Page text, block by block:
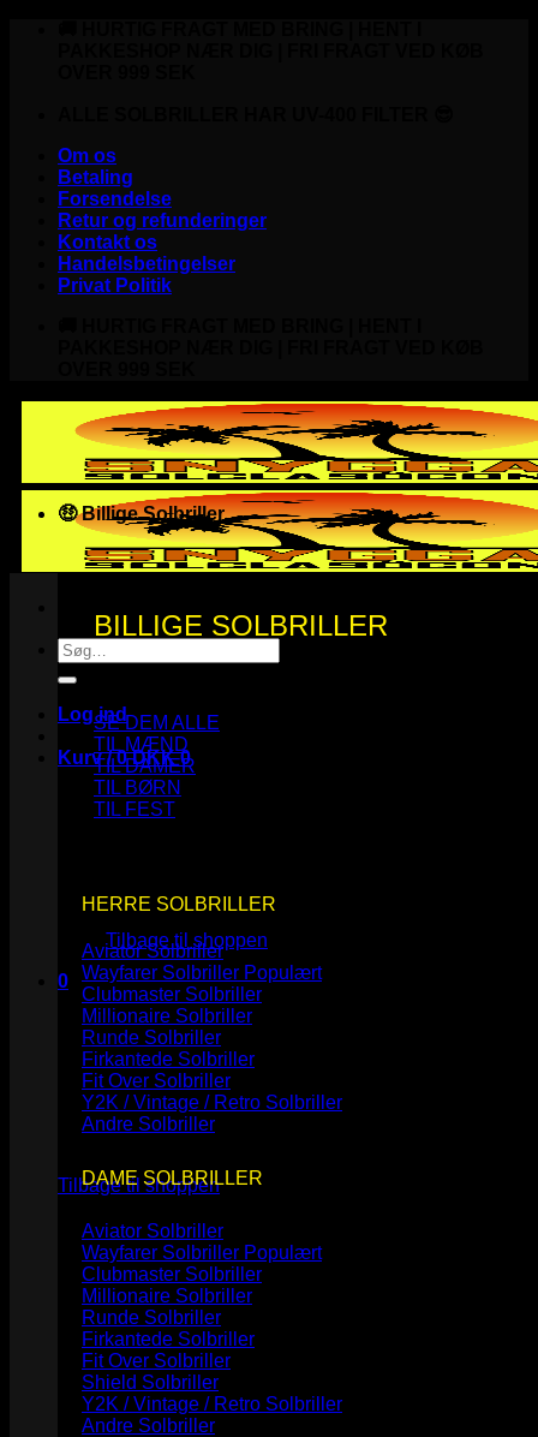
Om os
Betaling
Forsendelse
Retur og refunderinger
Kontakt os
Handelsbetingelser
Privat Politik
Søg
efter:
Log ind
Kurv /0DKK 0
Ingen varer i kurven.
Tilbage til shoppen
0
Kurv
Tilbage til shoppen
🤑 Billige Solbriller
BILLIGE SOLBRILLER
SE DEM ALLE
TIL MÆND
TIL DAMER
TIL BØRN
TIL FEST
HERRE SOLBRILLER
Aviator Solbriller
Wayfarer Solbriller
Clubmaster Solbriller
Millionaire Solbriller
Runde Solbriller
Firkantede Solbriller
Fit Over Solbriller
Y2K / Vintage / Retro Solbriller
Andre Solbriller
DAME SOLBRILLER
Aviator Solbriller
Wayfarer Solbriller
Clubmaster Solbriller
Millionaire Solbriller
Runde Solbriller
Firkantede Solbriller
Fit Over Solbriller
Shield Solbriller
Y2K / Vintage / Retro Solbriller
Andre Solbriller